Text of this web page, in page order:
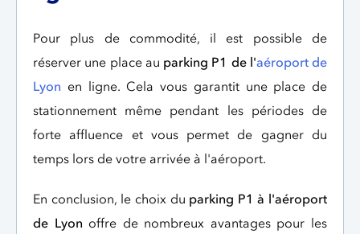
Pour plus de commodité, il est possible de
réserver une place au parking P1 de l'aéroport de
Lyon en ligne. Cela vous garantit une place de
stationnement même pendant les périodes de
forte affluence et vous permet de gagner du
temps lors de votre arrivée à l'aéroport.
En conclusion, le choix du parking P1 à l'aéroport
de Lyon offre de nombreux avantages pour les